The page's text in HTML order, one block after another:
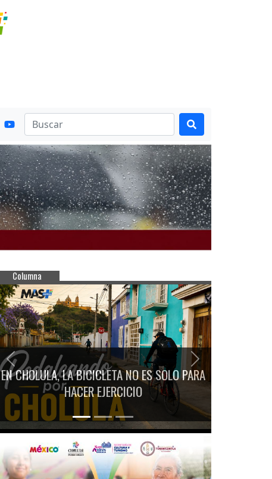
Columna
EN CHOLULA, LA BICICLETA NO ES SOLO PARA
HACER EJERCICIO
Previous Next